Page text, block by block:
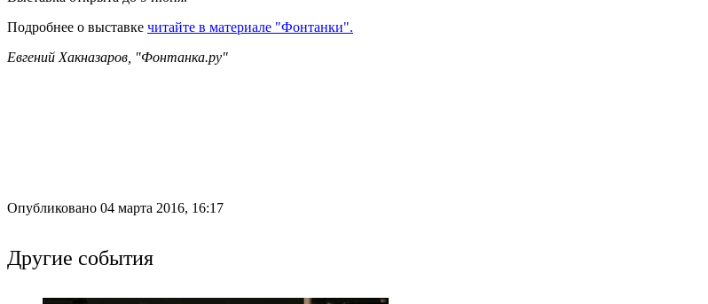
Подробнее о выставке читайте в материале "Фонтанки".
Евгений Хакназаров, "Фонтанка.ру"
Опубликовано 04 марта 2016, 16:17
Другие события